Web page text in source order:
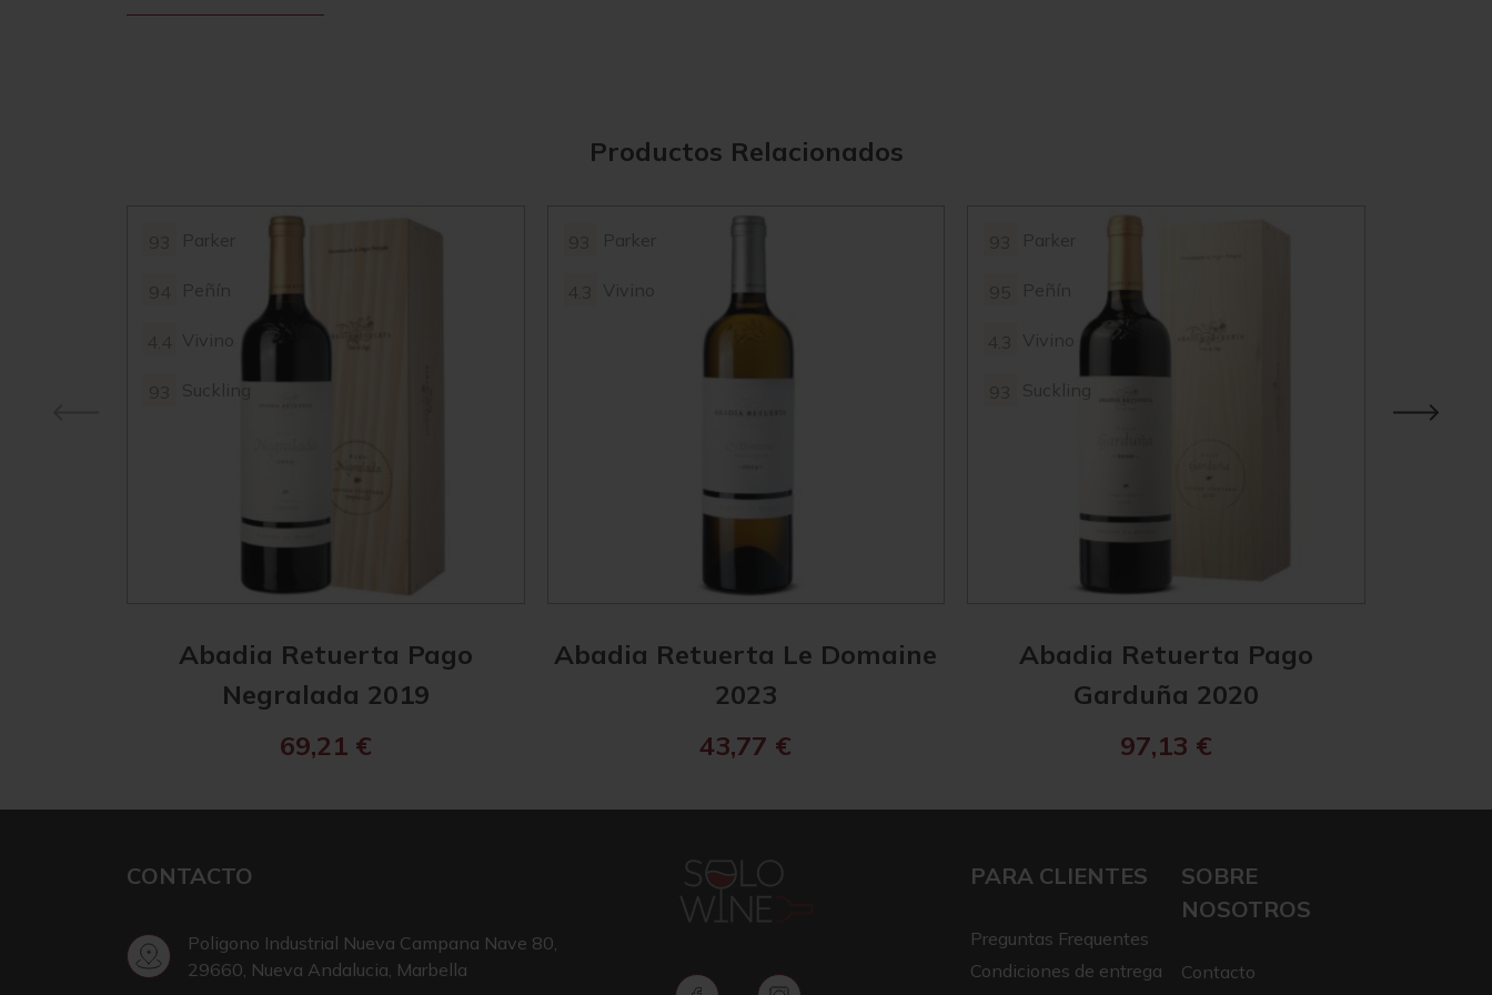
Productos Relacionados
Parker
Peñín
Vivino
Suckling
Abadia Retuerta Pago
Negralada 2019
69,21 €
Parker
Vivino
Abadia Retuerta Le Domaine
2023
43,77 €
Parker
Peñín
Vivino
Suckling
Abadia Retuerta Pago
Garduña 2020
97,13 €
CONTACTO
Poligono Industrial Nueva Campana Nave 80,
29660, Nueva Andalucia, Marbella
PARA CLIENTES
Preguntas Frequentes
Condiciones de entrega
SOBRE
NOSOTROS
Contacto